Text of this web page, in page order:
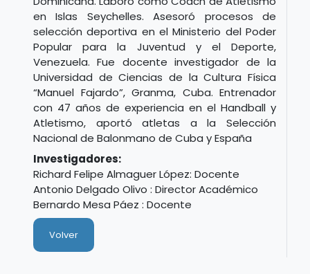
en Islas Seychelles. Asesoró procesos de
selección deportiva en el Ministerio del Poder
Popular para la Juventud y el Deporte,
Venezuela. Fue docente investigador de la
Universidad de Ciencias de la Cultura Física
“Manuel Fajardo”, Granma, Cuba. Entrenador
con 47 años de experiencia en el Handball y
Atletismo, aportó atletas a la Selección
Nacional de Balonmano de Cuba y España
Investigadores:
Richard Felipe Almaguer López: Docente
Antonio Delgado Olivo : Director Académico
Bernardo Mesa Páez : Docente
Volver